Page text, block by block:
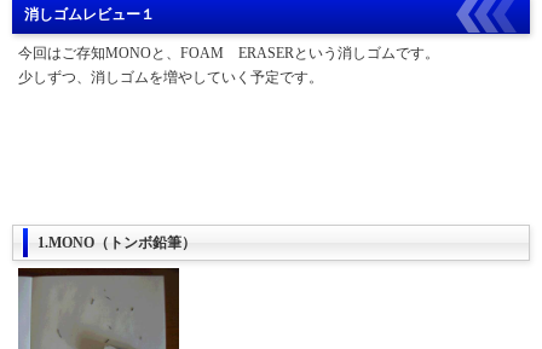
消しゴムレビュー１
今回はご存知MONOと、FOAM ERASERという消しゴムです。
少しずつ、消しゴムを増やしていく予定です。
1.MONO（トンボ鉛筆）